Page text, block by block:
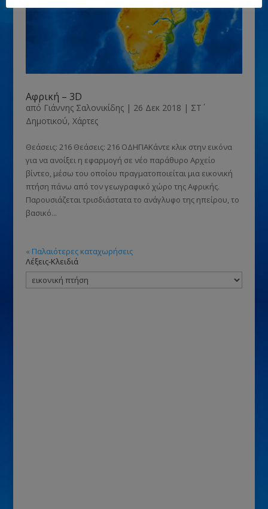
Αφρική – 3D
από Γιάννης Σαλονικίδης| 26 Δεκ 2018 | ΣΤ΄
Δημοτικού, Χάρτες
Θεάσεις: 216 Θεάσεις: 216 ΟΔΗΓΙΑΚάντε κλικ στην εικόνα
για να ανοίξει η εφαρμογή σε νέο παράθυρο Αρχείο
βίντεο, μέσω του οποίου πραγματοποιείται μια εικονική
πτήση πάνω από τον γεωγραφικό χώρο της Αφρικής.
Παρουσιάζεται τρισδιάστατα το ανάγλυφο της ηπείρου, το
βασικό...
« Παλαιότερες καταχωρήσεις
Λέξεις-Κλειδιά